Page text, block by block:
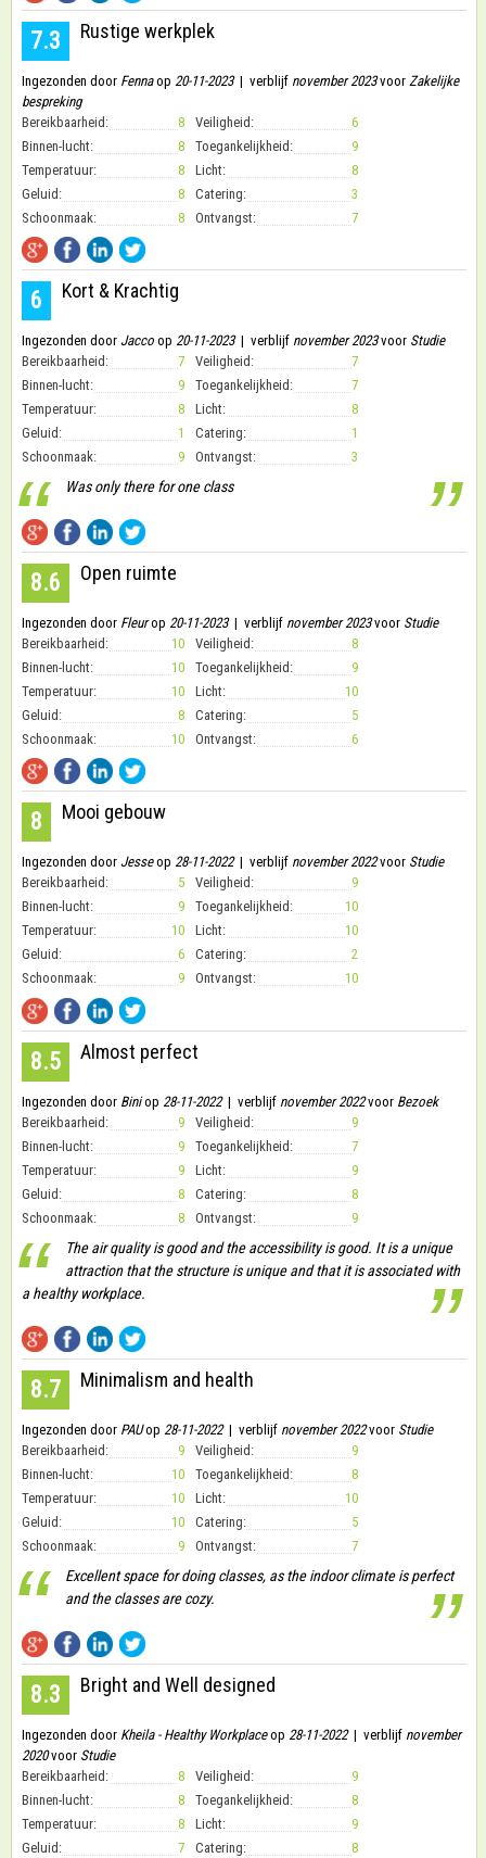
7.3 Rustige werkplek
Ingezonden door Fennaop 20-11-2023| verblijf november 2023voor Zakelijke
bespreking
Bereikbaarheid:
8 Veiligheid:
6
Binnen-lucht:
8 Toegankelijkheid:
9
Temperatuur:
8 Licht:
8
Geluid:
8 Catering:
3
Schoonmaak:
8 Ontvangst: 7
6 Kort & Krachtig
Ingezonden door Jacco op 20-11-2023| verblijf november 2023voor Studie
Bereikbaarheid:
7 Veiligheid:
7
Binnen-lucht:
9 Toegankelijkheid:
7
Temperatuur:
8 Licht:
8
Geluid:
1 Catering:
1
Schoonmaak:
9 Ontvangst: 3
“ Was only there for one class ”
8.6 Open ruimte
Ingezonden door Fleurop 20-11-2023| verblijf november 2023voor Studie
Bereikbaarheid:
10 Veiligheid:
8
Binnen-lucht:
10 Toegankelijkheid:
9
Temperatuur:
10 Licht:
10
Geluid:
8 Catering:
5
Schoonmaak:
10 Ontvangst: 6
8 Mooi gebouw
Ingezonden door Jesseop 28-11-2022| verblijf november 2022voor Studie
Bereikbaarheid:
5 Veiligheid:
9
Binnen-lucht:
9 Toegankelijkheid:
10
Temperatuur:
10 Licht:
10
Geluid:
6 Catering:
2
Schoonmaak:
9 Ontvangst: 10
8.5 Almost perfect
Ingezonden door Biniop 28-11-2022| verblijf november 2022voor Bezoek
Bereikbaarheid:
9 Veiligheid:
9
Binnen-lucht:
9 Toegankelijkheid:
7
Temperatuur:
9 Licht:
9
Geluid:
8 Catering:
8
Schoonmaak:
8 Ontvangst: 9
“
The air quality is good and the accessibility is good. It is a unique
attraction that the structure is unique and that it is associated with
a healthy workplace.
”
8.7 Minimalism and health
Ingezonden door PAUop 28-11-2022| verblijf november 2022voor Studie
Bereikbaarheid:
9 Veiligheid:
9
Binnen-lucht:
10 Toegankelijkheid:
8
Temperatuur:
10 Licht:
10
Geluid:
10 Catering:
5
Schoonmaak:
9 Ontvangst: 7
“
Excellent space for doing classes, as the indoor climate is perfect
and the classes are cozy.
”
8.3 Bright and Well designed
Ingezonden door Kheila - Healthy Workplaceop 28-11-2022| verblijf november
2020voor Studie
Bereikbaarheid:
8 Veiligheid:
9
Binnen-lucht:
8 Toegankelijkheid:
8
Temperatuur:
8 Licht:
9
Geluid:
7 Catering:
8